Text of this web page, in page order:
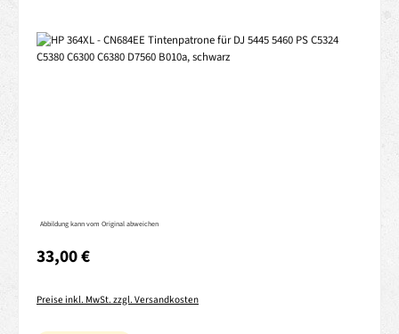
Bildergalerie überspringen
Abbildung kann vom Original abweichen
Regulärer Preis:
33,00 €
Preise inkl. MwSt. zzgl. Versandkosten